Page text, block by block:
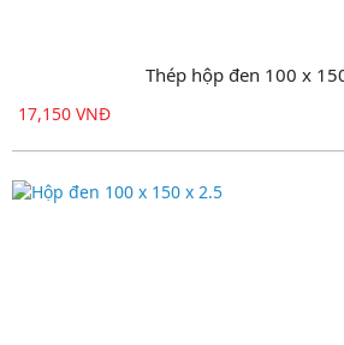
Thép hộp đen 100 x
17,150 VNĐ